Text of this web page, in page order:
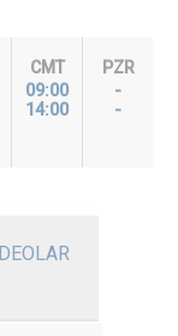
CMT
09:00
14:00
PZR
-
-